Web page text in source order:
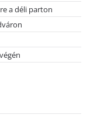
a déli parton